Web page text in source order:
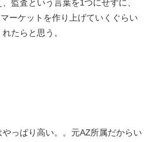
監査という言葉を1つにせずに、
ーケットを作り上げていくぐらい
たらと思う。
っぱり高い。。元AZ所属だからい